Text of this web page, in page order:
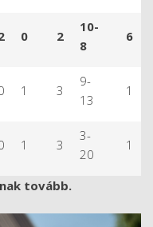
0 2
10-
8
6
1 3
9-
13
1
1 3
3-
20
1
tovább.